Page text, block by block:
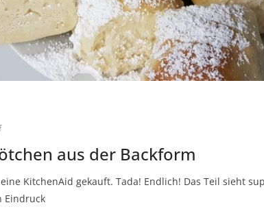
aus der Backform
KitchenAid gekauft. Tada! Endlich! Das Teil sieht
Eindruck